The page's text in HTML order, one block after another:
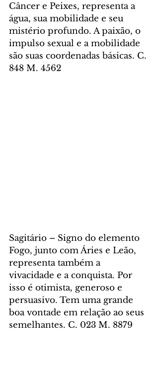
Câncer e Peixes, representa a
água, sua mobilidade e seu
mistério profundo. A paixão, o
impulso sexual e a mobilidade
são suas coordenadas básicas. C.
848 M. 4562
Sagitário – Signo do elemento
Fogo, junto com Áries e Leão,
representa também a
vivacidade e a conquista. Por
isso é otimista, generoso e
persuasivo. Tem uma grande
boa vontade em relação ao seus
semelhantes. C. 023 M. 8879